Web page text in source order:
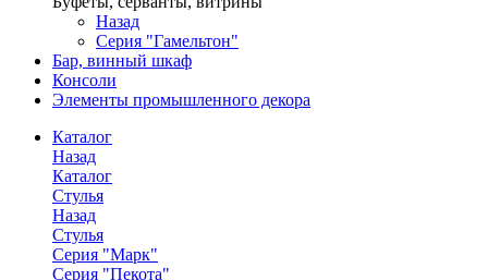
Назад
Серия "Гамельтон"
Бар, винный шкаф
Консоли
Элементы промышленного декора
Каталог
Назад
Каталог
Стулья
Назад
Стулья
Серия "Марк"
Серия "Пекота"